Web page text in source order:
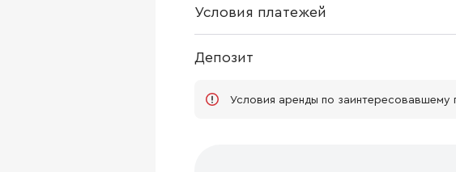
Условия платежей
Депозит
Условия аренды по